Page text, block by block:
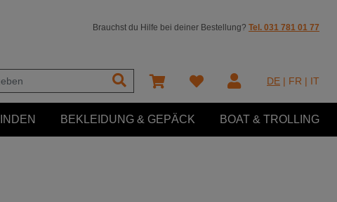
Brauchst du Hilfe bei deiner Bestellung? Tel. 031 781 01 77
DE FR IT
BEKLEIDUNG & GEPÄCK BOAT & TROLLING